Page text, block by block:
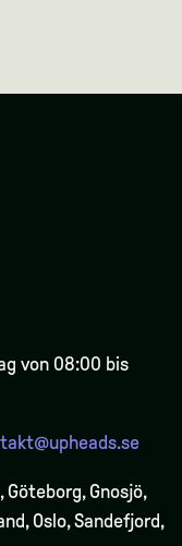
von 08:00 bis
Gnosjö,
Oslo, Sandefjord,